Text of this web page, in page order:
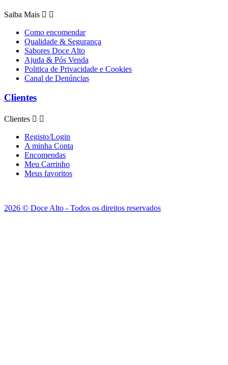
Saiba Mais  
Como encomendar
Qualidade & Segurança
Sabores Doce Alto
Ajuda & Pós Venda
Politica de Privacidade e Cookies
Canal de Denúncias
Clientes
Clientes  
Registo/Login
A minha Conta
Encomendas
Meu Carrinho
Meus favoritos
2026 © Doce Alto - Todos os direitos reservados